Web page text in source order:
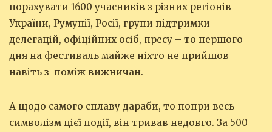
порахувати 1600 учасників з різних регіонів
України, Румунії, Росії, групи підтримки
делегацій, офіційних осіб, пресу – то першого
дня на фестиваль майже ніхто не прийшов
навіть з-поміж вижничан.
А щодо самого сплаву дараби, то попри весь
символізм цієї події, він тривав недовго. За 500